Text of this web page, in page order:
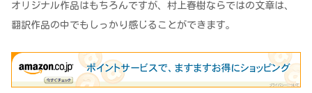
オリジナル作品はもちろんですが、村上春樹ならではの文章は、
翻訳作品の中でもしっかり感じることができます。